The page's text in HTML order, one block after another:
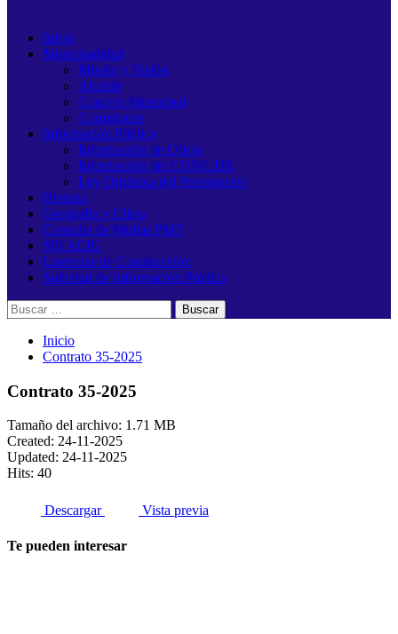
Inicio
Municipalidad
Misión y Visión
Alcalde
Concejo Municipal
Comisiones
Información Pública
Información de Oficio
Información del COMUDE
Ley Orgánica del Presupuesto
Historia
Geografía y Clima
Consulta de Multas PMT
SINACIG
Licencias de Construcción
Solicitud de Información Pública
Buscar:
Inicio
Contrato 35-2025
Contrato 35-2025
Tamaño del archivo: 1.71 MB
Created: 24-11-2025
Updated: 24-11-2025
Hits: 40
Descargar Vista previa
Te pueden interesar